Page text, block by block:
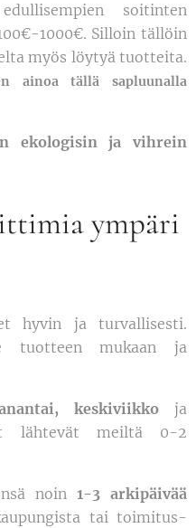
soitinten
1000€. Silloin tällöin
myös löytyä tuotteita.
ainoa tällä sapluunalla
ekologisin ja vihrein
ympäri
hyvin ja turvallisesti.
tuotteen mukaan ja
, keskiviikkoja
lähtevät meiltä 0-2
noin 1-3 arkipäivää
tai toimitus-